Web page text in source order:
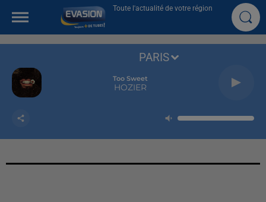
Toute l'actualité de votre région
Too Sweet
HOZIER
PARIS